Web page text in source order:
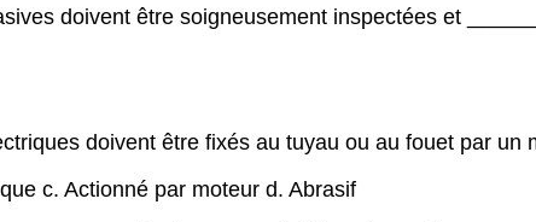
doivent être soigneusement inspectées et
doivent être fixés au tuyau ou au fouet par
c. Actionné par moteur d. Abrasif